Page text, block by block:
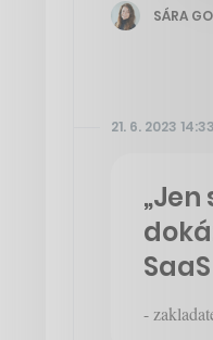
SÁRA
21. 6. 2023 14:33
-